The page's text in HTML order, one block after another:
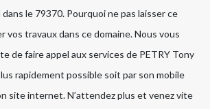
le 79370. Pourquoi ne pas laisser ce
vos travaux dans ce domaine. Nous vous
de faire appel aux services de PETRY Tony
rapidement possible soit par son mobile
site internet. N’attendez plus et venez vite